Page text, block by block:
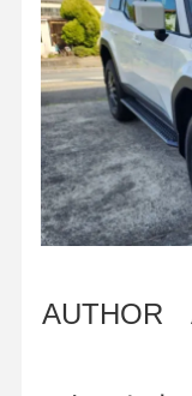
AUTHOR